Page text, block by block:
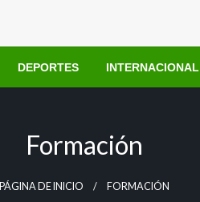
DEPORTES INTERNACIONAL
Formación
PÁGINA DE INICIO FORMACIÓN